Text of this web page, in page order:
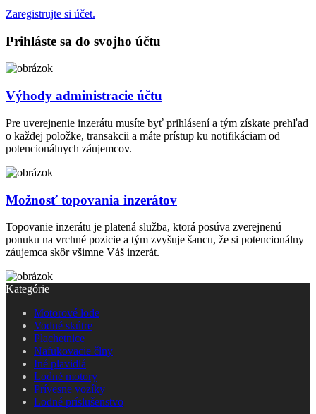
Zaregistrujte si účet.
Prihláste sa do svojho účtu
Výhody administracie účtu
Pre uverejnenie inzerátu musíte byť prihlásení a tým získate prehľad
o každej položke, transakcii a máte prístup ku notifikáciam od
potencionálnych záujemcov.
Možnosť topovania inzerátov
Topovanie inzerátu je platená služba, ktorá posúva zverejnenú
ponuku na vrchné pozicie a tým zvyšuje šancu, že si potencionálny
záujemca skôr všimne Váš inzerát.
Kategórie
Motorové lode
Vodné skútre
Plachetnice
Nafukovacie člny
Iné plavidlá
Lodné motory
Prívesne vozíky
Lodné príslušenstvo